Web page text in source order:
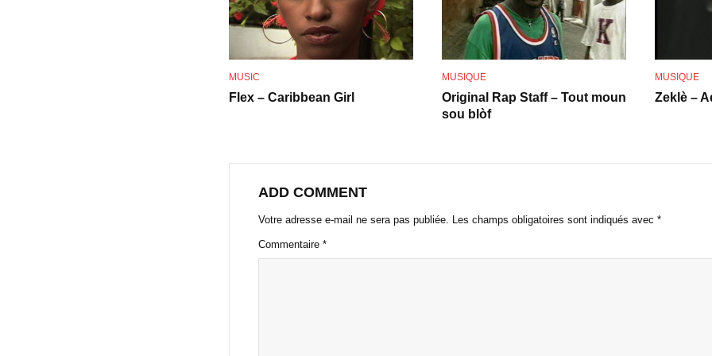
o
MUSIC
Flex – Caribbean Girl
MUSIQUE
Original Rap Staff – Tout moun
sou blòf
MUSIQUE
Zeklè –
ADD COMMENT
Votre adresse e-mail ne sera pas publiée. Les champs obligatoires sont indiqués avec *
Commentaire *